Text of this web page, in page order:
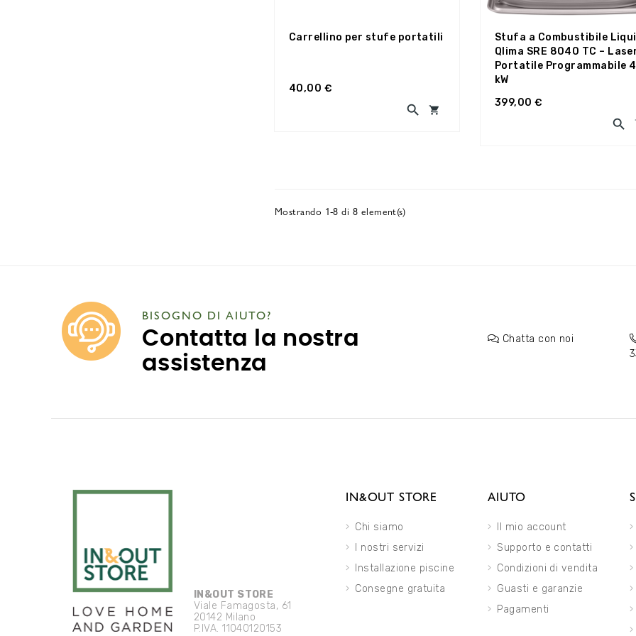
Carrellino per stufe portatili
40,00 €


Stufa a Combustibile
Qlima SRE 8040 TC –
Portatile Programmabile 4
kW
399,00 €

Mostrando 1-8 di 8 element(s)
BISOGNO DI AIUTO?
Contatta la nostra
assistenza
Chatta con noi
IN&OUT STORE
Viale Famagosta, 61
20142 Milano
P.IVA. 11040120153
IN&OUT STORE
Chi siamo
I nostri servizi
Installazione piscine
Consegne gratuita
AIUTO
Il mio account
Supporto e contatti
Condizioni di vendita
Guasti e garanzie
Pagamenti